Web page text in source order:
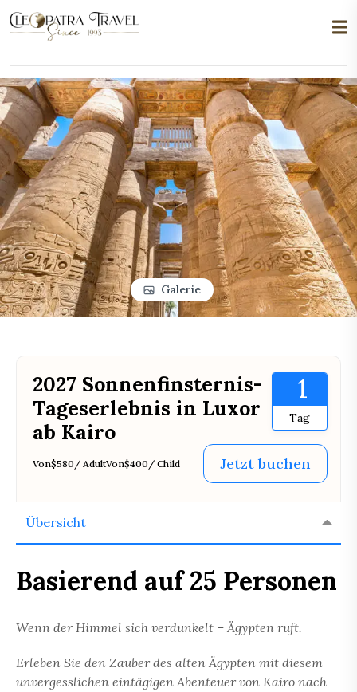
Galerie
2027 Sonnenfinsternis-
Tageserlebnis in Luxor
ab Kairo
1
Tag
Von$580 / AdultVon$400 / Child Jetzt buchen
Übersicht
Basierend auf 25 Personen
Wenn der Himmel sich verdunkelt – Ägypten ruft.
Erleben Sie den Zauber des alten Ägypten mit diesem
unvergesslichen eintägigen Abenteuer von Kairo nach